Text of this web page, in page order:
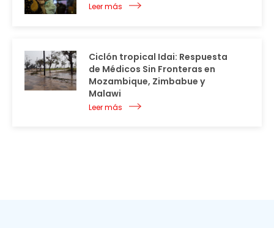
Leer más
Ciclón tropical Idai: Respuesta
de Médicos Sin Fronteras en
Mozambique, Zimbabue y
Malawi
Leer más